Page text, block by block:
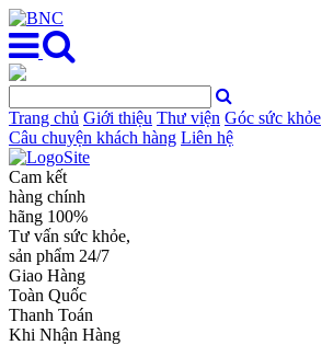
Trang chủ Giới thiệu Thư viện Góc sức khỏe
Câu chuyện khách hàng Liên hệ
Cam kết
hàng chính
hãng 100%
Tư vấn sức khỏe,
sản phẩm 24/7
Giao Hàng
Toàn Quốc
Thanh Toán
Khi Nhận Hàng